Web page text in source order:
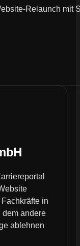
Relaunch mit
in
dem andere
ablehnen